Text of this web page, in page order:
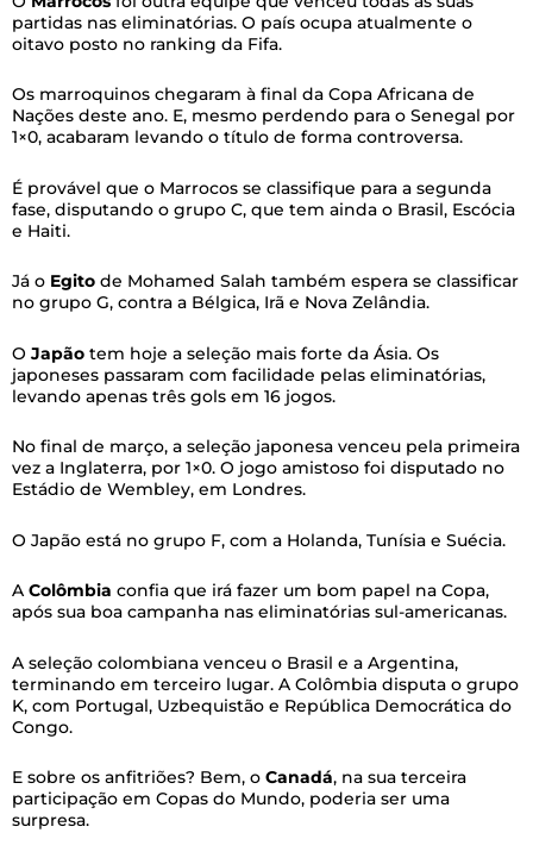
partidas nas eliminatórias. O país ocupa atualmente o
oitavo posto no ranking da Fifa.
Os marroquinos chegaram à final da Copa Africana de
Nações deste ano. E, mesmo perdendo para o Senegal por
1×0, acabaram levando o título de forma controversa.
É provável que o Marrocos se classifique para a segunda
fase, disputando o grupo C, que tem ainda o Brasil, Escócia
e Haiti.
Já o Egito de Mohamed Salah também espera se classificar
no grupo G, contra a Bélgica, Irã e Nova Zelândia.
O Japão tem hoje a seleção mais forte da Ásia. Os
japoneses passaram com facilidade pelas eliminatórias,
levando apenas três gols em 16 jogos.
No final de março, a seleção japonesa venceu pela primeira
vez a Inglaterra, por 1×0. O jogo amistoso foi disputado no
Estádio de Wembley, em Londres.
O Japão está no grupo F, com a Holanda, Tunísia e Suécia.
A Colômbia confia que irá fazer um bom papel na Copa,
após sua boa campanha nas eliminatórias sul-americanas.
A seleção colombiana venceu o Brasil e a Argentina,
terminando em terceiro lugar. A Colômbia disputa o grupo
K, com Portugal, Uzbequistão e República Democrática do
Congo.
E sobre os anfitriões? Bem, o Canadá, na sua terceira
participação em Copas do Mundo, poderia ser uma
surpresa.